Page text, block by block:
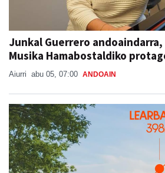
Junkal Guerrero
Musika Hamabostaldiko
Aiurri abu 05, 07:00 ANDOAIN